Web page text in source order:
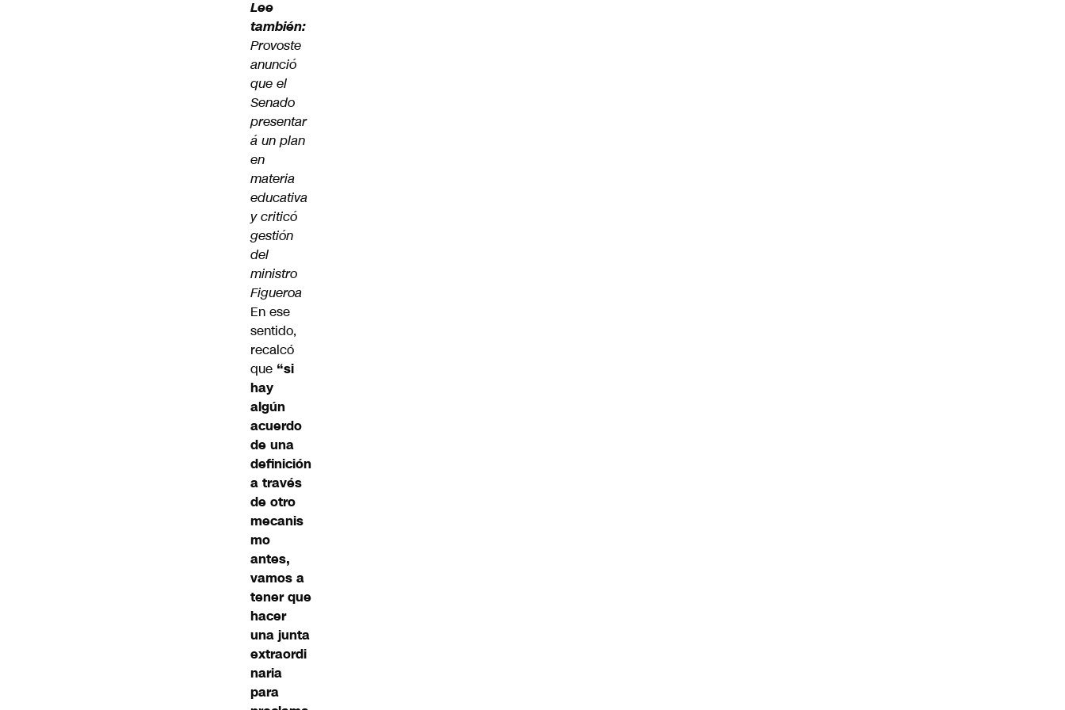
Lee
también:
Provoste
anunció
que el
Senado
presentar
á un plan
en
materia
educativa
y criticó
gestión
del
ministro
Figueroa
En ese
sentido,
recalcó
que “si
hay
algún
acuerdo
de una
definición
a través
de otro
mecanis
mo
antes,
vamos a
tener que
hacer
una junta
extraordi
naria
para